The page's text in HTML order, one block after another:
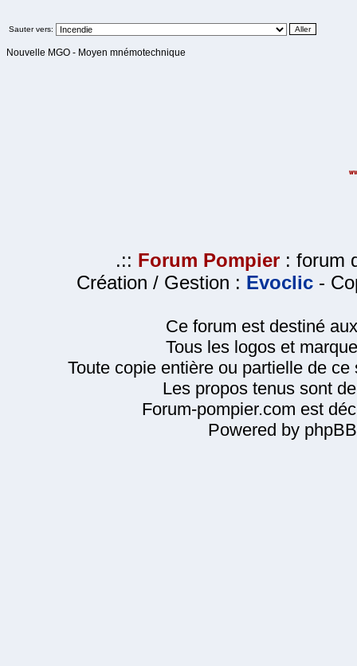
Sauter vers:
Nouvelle MGO - Moyen mnémotechnique
.:: Forum Pompier : forum
Création / Gestion : Evoclic -
Ce forum est destiné
Tous les logos et
Toute copie entière ou partielle de
Les propos tenus sont
Forum-pompier.com est
Powered by